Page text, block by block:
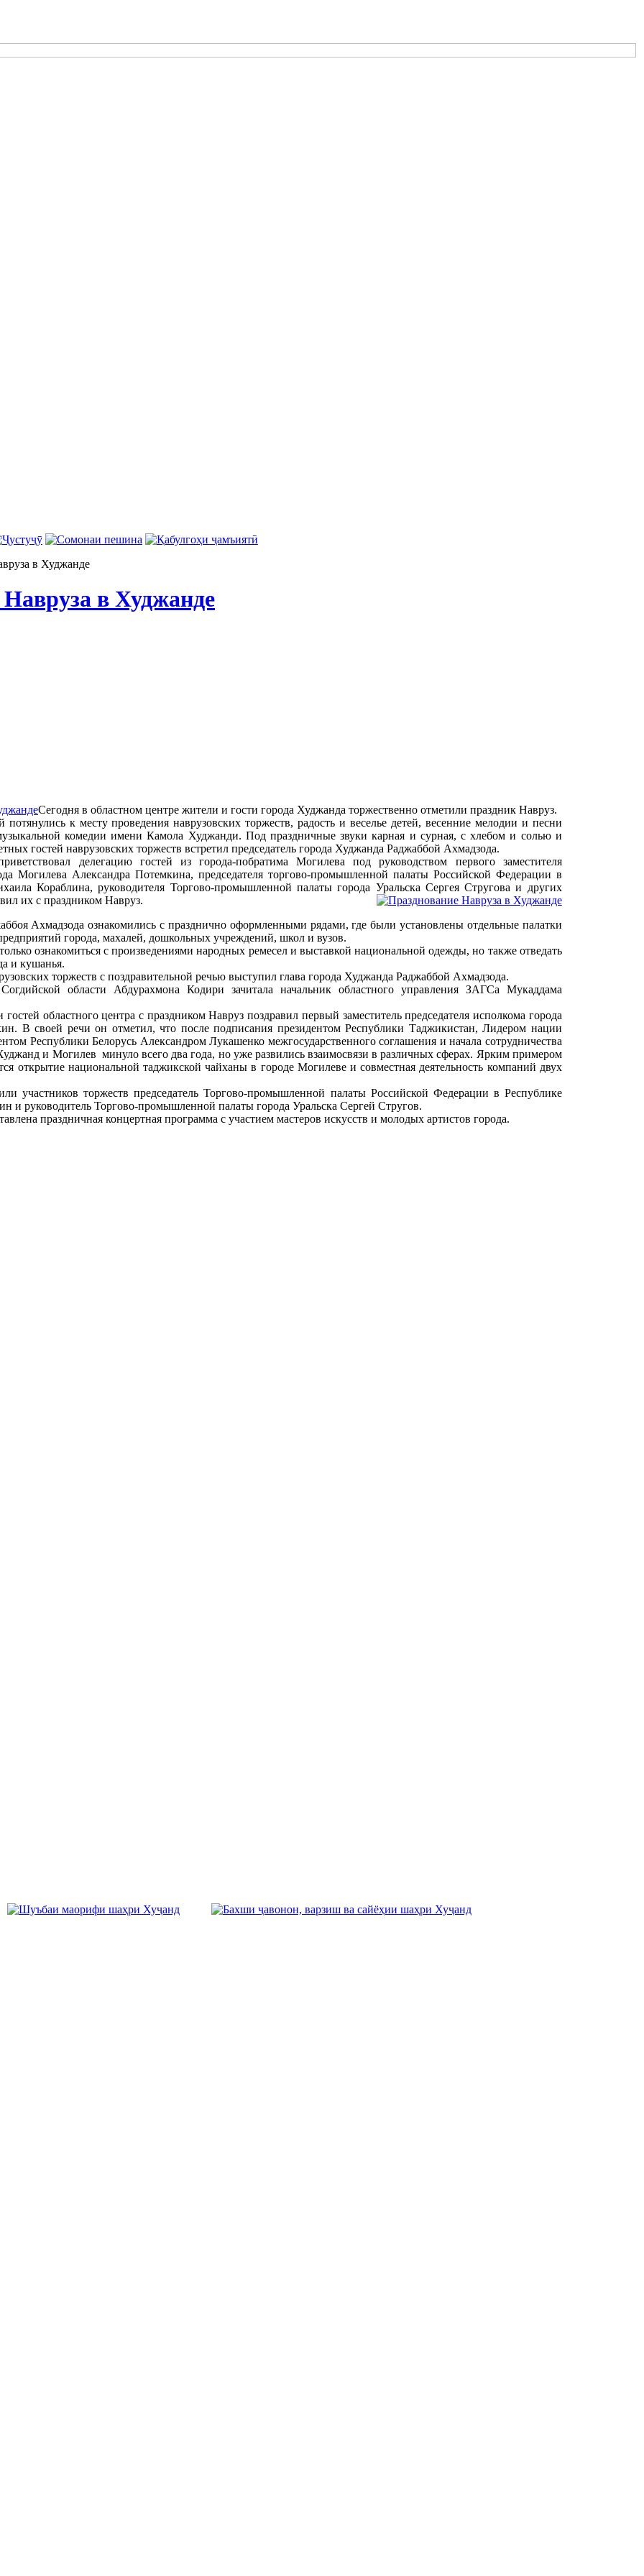
в Худжанде
в Худжанде
Сегодня в областном центре жители и гости города Худжанда торжественно отметили праздник Навруз.
к месту проведения наврузовских торжеств, радость и веселье детей, весенние мелодии и песни
комедии имени Камола Худжанди. Под праздничные звуки карная и сурная, с хлебом и солью и
гостей наврузовских торжеств встретил председатель города Худжанда Раджаббой Ахмадзода.
делегацию гостей из города-побратима Могилева под руководством первого заместителя
Могилева Александра Потемкина, председателя торгово-промышленной палаты Российской Федерации в
Кораблина, руководителя Торгово-промышленной палаты города Уральска Сергея Стругова и других
их с праздником Навруз.
Ахмадзода ознакомились с празднично оформленными рядами, где были установлены отдельные палатки
города, махалей, дошкольных учреждений, школ и вузов.
ознакомиться с произведениями народных ремесел и выставкой национальной одежды, но также отведать
и кушанья.
торжеств с поздравительной речью выступил глава города Худжанда Раджаббой Ахмадзода.
Согдийской области Абдурахмона Кодири зачитала начальник областного управления ЗАГСа Мукаддама
областного центра с праздником Навруз поздравил первый заместитель председателя исполкома города
В своей речи он отметил, что после подписания президентом Республики Таджикистан, Лидером нации
Республики Белорусь Александром Лукашенко межгосударственного соглашения и начала сотрудничества
и Могилев минуло всего два года, но уже развились взаимосвязи в различных сферах. Ярким примером
открытие национальной таджикской чайханы в городе Могилеве и совместная деятельность компаний двух
участников торжеств председатель Торгово-промышленной палаты Российской Федерации в Республике
и руководитель Торгово-промышленной палаты города Уральска Сергей Стругов.
праздничная концертная программа с участием мастеров искусств и молодых артистов города.